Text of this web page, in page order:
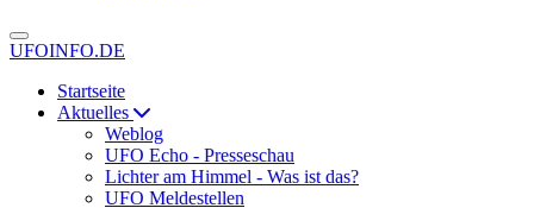
UFOINFO.DE
Startseite
Aktuelles
Weblog
UFO Echo - Presseschau
Lichter am Himmel - Was ist das?
UFO Meldestellen